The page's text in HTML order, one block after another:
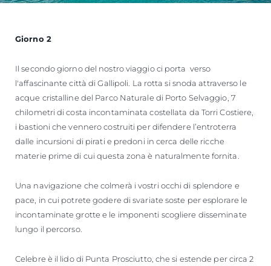
Giorno 2
Il secondo giorno del nostro viaggio ci porta verso
l'affascinante città di Gallipoli. La rotta si snoda attraverso le
acque cristalline del Parco Naturale di Porto Selvaggio, 7
chilometri di costa incontaminata costellata da Torri Costiere,
i bastioni che vennero costruiti per difendere l’entroterra
dalle incursioni di pirati e predoni in cerca delle ricche
materie prime di cui questa zona è naturalmente fornita.
Una navigazione che colmerà i vostri occhi di splendore e
pace, in cui potrete godere di svariate soste per esplorare le
incontaminate grotte e le imponenti scogliere disseminate
lungo il percorso.
Celebre è il lido di Punta Prosciutto, che si estende per circa 2